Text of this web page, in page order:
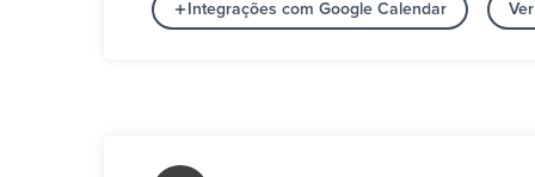
Integrações com Google Calendar